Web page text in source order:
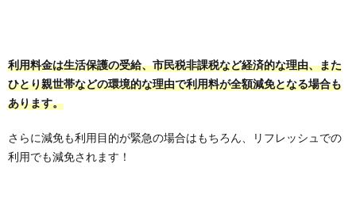
利用料金は生活保護の受給、市民税非課税など経済的な理由、また
ひとり親世帯などの環境的な理由で利用料が全額減免となる場合も
あります。
さらに減免も利用目的が緊急の場合はもちろん、リフレッシュでの
利用でも減免されます！